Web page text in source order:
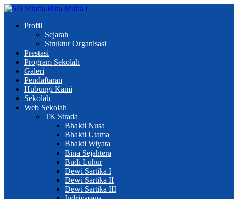
Profil
Sejarah
Struktur Organisasi
Prestasi
Program Sekolah
Galeri
Pendaftaran
Hubungi Kami
Sekolah
Web Sekolah
TK Strada
Bhakti Nusa
Bhakti Utama
Bhakti Wiyata
Bina Sejahtera
Budi Luhur
Dewi Sartika I
Dewi Sartika II
Dewi Sartika III